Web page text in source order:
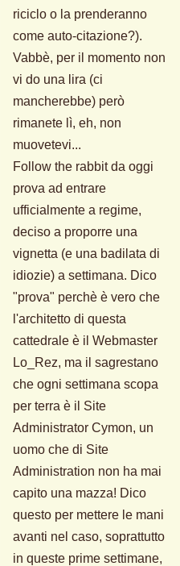
riciclo o la prenderanno
come auto-citazione?).
Vabbè, per il momento non
vi do una lira (ci
mancherebbe) però
rimanete lì, eh, non
muovetevi...
Follow the rabbit da oggi
prova ad entrare
ufficialmente a regime,
deciso a proporre una
vignetta (e una badilata di
idiozie) a settimana. Dico
"prova" perchè è vero che
l'architetto di questa
cattedrale è il Webmaster
Lo_Rez, ma il sagrestano
che ogni settimana scopa
per terra è il Site
Administrator Cymon, un
uomo che di Site
Administration non ha mai
capito una mazza! Dico
questo per mettere le mani
avanti nel caso, soprattutto
in queste prime settimane,